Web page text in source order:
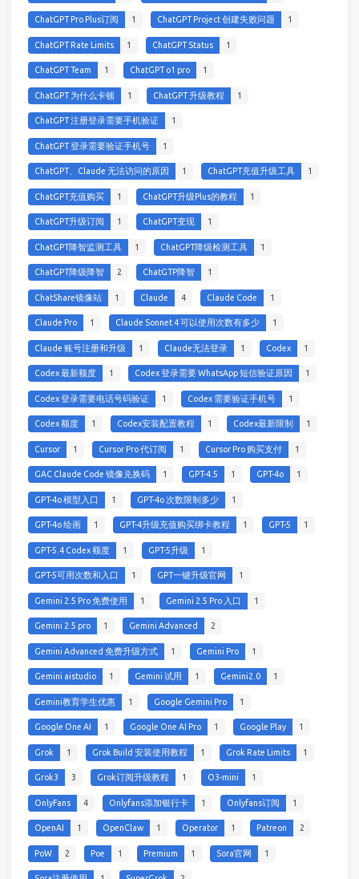
ChatGPT Pro Plus订阅 1 ChatGPT Project 创建失败问题 1
ChatGPT Rate Limits 1 ChatGPT Status 1
ChatGPT Team 1 ChatGPT o1 pro 1
ChatGPT 为什么卡顿 1 ChatGPT 升级教程 1
ChatGPT 注册登录需要手机验证 1
ChatGPT 登录需要验证手机号 1
ChatGPT、Claude 无法访问的原因 1 ChatGPT充值升级工具 1
ChatGPT充值购买 1 ChatGPT升级Plus的教程 1
ChatGPT升级订阅 1 ChatGPT变现 1
ChatGPT降智监测工具 1 ChatGPT降级检测工具 1
ChatGPT降级降智 2 ChatGTP降智 1
ChatShare镜像站 1 Claude 4 Claude Code 1
Claude Pro 1 Claude Sonnet 4 可以使用次数有多少 1
Claude 账号注册和升级 1 Claude无法登录 1 Codex 1
Codex 最新额度 1 Codex 登录需要 WhatsApp 短信验证原因 1
Codex 登录需要电话号码验证 1 Codex 需要验证手机号 1
Codex 额度 1 Codex安装配置教程 1 Codex最新限制 1
Cursor 1 Cursor Pro 代订阅 1 Cursor Pro 购买支付 1
GAC Claude Code 镜像兑换码 1 GPT-4.5 1 GPT-4o 1
GPT-4o 模型入口 1 GPT-4o 次数限制多少 1
GPT-4o 绘画 1 GPT-4升级充值购买绑卡教程 1 GPT-5 1
GPT-5.4 Codex 额度 1 GPT-5升级 1
GPT-5可用次数和入口 1 GPT一键升级官网 1
Gemini 2.5 Pro 免费使用 1 Gemini 2.5 Pro 入口 1
Gemini 2.5 pro 1 Gemini Advanced 2
Gemini Advanced 免费升级方式 1 Gemini Pro 1
Gemini aistudio 1 Gemini 试用 1 Gemini2.0 1
Gemini教育学生优惠 1 Google Gemini Pro 1
Google One AI 1 Google One AI Pro 1 Google Play 1
Grok 1 Grok Build 安装使用教程 1 Grok Rate Limits 1
Grok3 3 Grok订阅升级教程 1 O3-mini 1
OnlyFans 4 Onlyfans添加银行卡 1 Onlyfans订阅 1
OpenAI 1 OpenClaw 1 Operator 1 Patreon 2
PoW 2 Poe 1 Premium 1 Sora官网 1